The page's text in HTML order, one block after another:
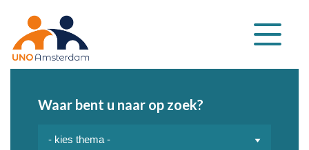
Klap
navigatie
Waar bent u naar op zoek?